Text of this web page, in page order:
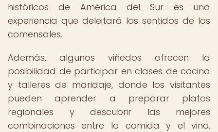
históricos de América del Sur es una
experiencia que deleitará los sentidos de los
comensales.
Además, algunos viñedos ofrecen la
posibilidad de participar en clases de cocina
y talleres de maridaje, donde los visitantes
pueden aprender a preparar platos
regionales y descubrir las mejores
combinaciones entre la comida y el vino.